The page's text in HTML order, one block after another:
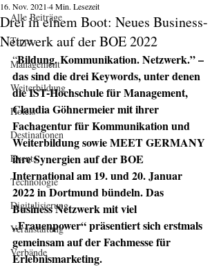
Alle Beiträge
Tipps
Management
Weiterbildung
Hotels
Destinationen
Events
Technologie
Digitalisierung
Veranstaltung
Verbände
Drei in einem Boot: Neues Business-
Netzwerk auf der BOE 2022
16. Nov. 2021 4 Min. Lesezeit
“Bildung. Kommunikation. Netzwerk.” –
das sind die drei Keywords, unter denen
die IST-Hochschule für Management,
Claudia Göhnermeier mit ihrer
Fachagentur für Kommunikation und
Weiterbildung sowie MEET GERMANY
ihre Synergien auf der BOE
International am 19. und 20. Januar
2022 in Dortmund bündeln. Das
Business Netzwerk mit viel
„Frauenpower“ präsentiert sich erstmals
gemeinsam auf der Fachmesse für
Erlebnismarketing.